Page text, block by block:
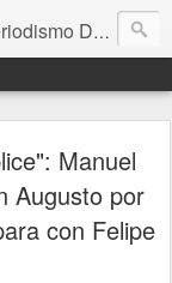
Digital
Manuel
Augusto por
con Felipe